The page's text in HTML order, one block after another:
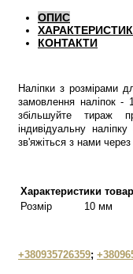
ОПИС
КОНТАКТИ
Наліпки з розмірами
замовлення наліпок -
збільшуйте тираж
індивідуальну
зв'яжіться з нами через
Характеристики
Розмір
10 мм
+380935726359;